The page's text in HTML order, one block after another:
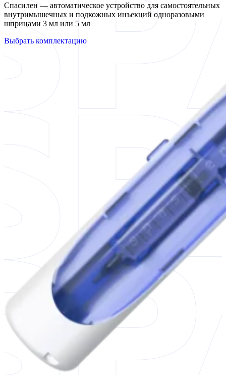
Спасилен — автоматическое устройство для самостоятельных
внутримышечных и подкожных инъекций одноразовыми
шприцами 3 мл или 5 мл
Выбрать комплектацию